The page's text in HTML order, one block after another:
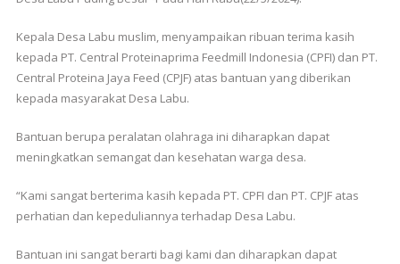
Kepala Desa Labu muslim, menyampaikan ribuan terima kasih
kepada PT. Central Proteinaprima Feedmill Indonesia (CPFI) dan PT.
Central Proteina Jaya Feed (CPJF) atas bantuan yang diberikan
kepada masyarakat Desa Labu.
Bantuan berupa peralatan olahraga ini diharapkan dapat
meningkatkan semangat dan kesehatan warga desa.
“Kami sangat berterima kasih kepada PT. CPFI dan PT. CPJF atas
perhatian dan kepeduliannya terhadap Desa Labu.
Bantuan ini sangat berarti bagi kami dan diharapkan dapat